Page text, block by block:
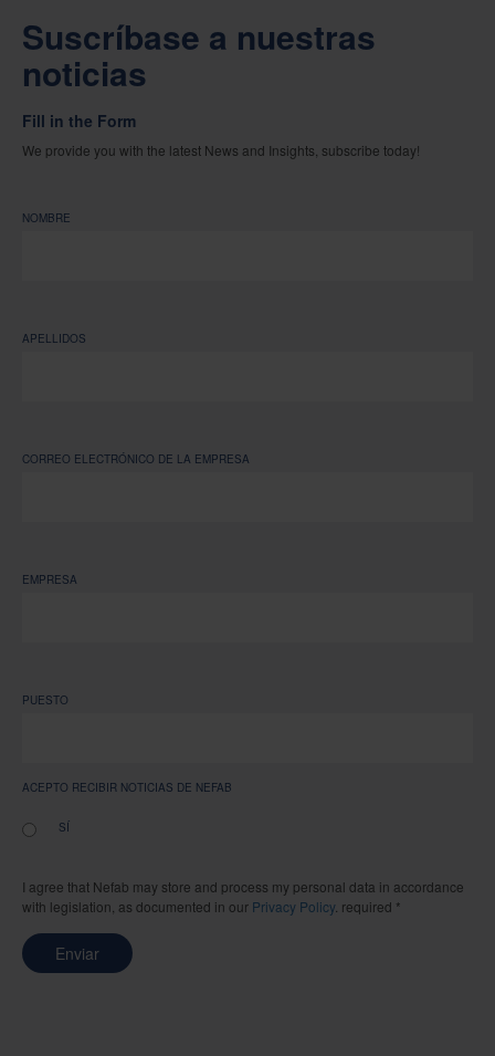
Suscríbase a nuestras
noticias
Fill in the Form
We provide you with the latest News and Insights, subscribe today!
NOMBRE
APELLIDOS
CORREO ELECTRÓNICO DE LA EMPRESA
EMPRESA
PUESTO
ACEPTO RECIBIR NOTICIAS DE NEFAB
SÍ
I agree that Nefab may store and process my personal data in accordance
with legislation, as documented in our Privacy Policy. required *
Enviar